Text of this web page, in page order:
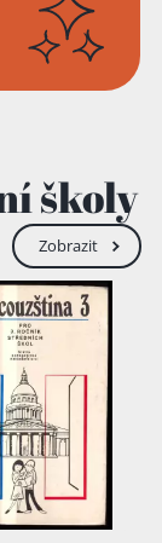
školy
Zobrazit